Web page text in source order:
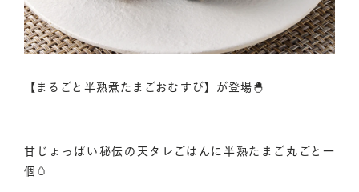
【まるごと半熟煮たまごおむすび】が登場🐣
甘じょっぱい秘伝の天タレごはんに半熟たまご丸ごと一
個🥚